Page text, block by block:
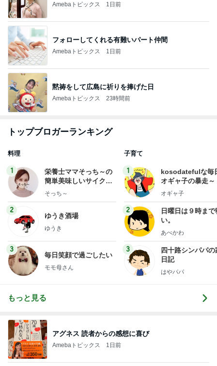
Amebaトピックス 1日前
フォローしてくれる有難いパート仲間
Amebaトピックス 1日前
黙祷をして広島に祈りを捧げた日
Amebaトピックス 23時間前
トップブロガーランキング
料理
1
栄養士ママそっち～の
簡単美味しいサイクル
献立
そっち～
2
ゆうき酒場
ゆうき
3
毎日笑顔で過ごしたい
モモ母さん
子育て
1
kosodatefulな毎
オギャ子の暴走～
オギャ子
2
日曜日は９時まで
い。
あべかわ
3
四十路シンパパの
日記
はやパパ
もっと見る
アグネス 読者からの感想に喜び
Amebaトピックス 1日前